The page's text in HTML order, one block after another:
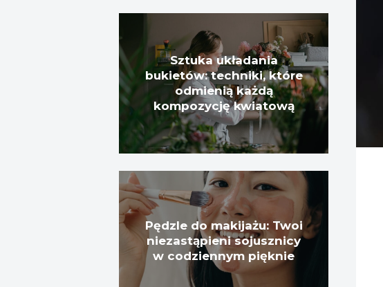
Sztuka układania
bukietów: techniki, które
odmienią każdą
kompozycję kwiatową
Pędzle do makijażu: Twoi
niezastąpieni sojusznicy
w codziennym pięknie